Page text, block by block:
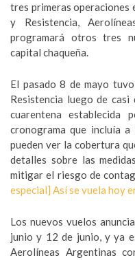
tres primeras operaciones
y Resistencia,
programará otros tres
capital chaqueña.
El pasado 8 de mayo
Resistencia luego de casi
cuarentena establecida
cronograma que incluía
pueden ver la cobertura
detalles sobre las
mitigar el riesgo de
especial] Así se vuela hoy
Los nuevos vuelos
junio y 12 de junio, y ya
Aerolíneas Argentinas